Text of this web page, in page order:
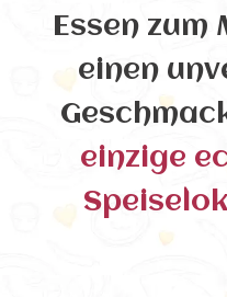
Essen
einen
einzige